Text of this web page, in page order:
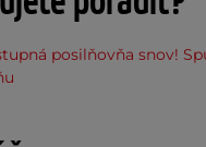
posilňovňa snov!